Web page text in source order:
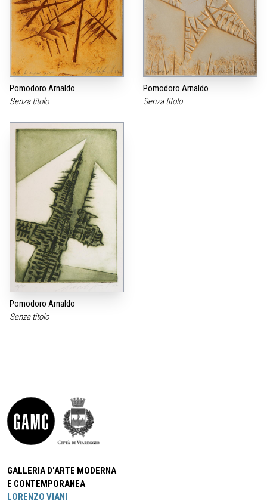
Pomodoro Arnaldo
Senza titolo
Pomodoro Arnaldo
Senza titolo
Pomodoro Arnaldo
Senza titolo
GALLERIA D'ARTE MODERNA
E CONTEMPORANEA
LORENZO VIANI